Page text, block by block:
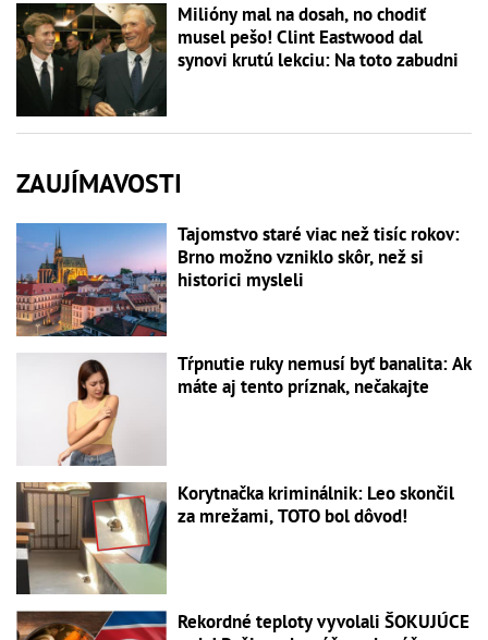
Milióny mal na dosah, no chodiť
musel pešo! Clint Eastwood dal
synovi krutú lekciu: Na toto zabudni
ZAUJÍMAVOSTI
Tajomstvo staré viac než tisíc rokov:
Brno možno vzniklo skôr, než si
historici mysleli
Tŕpnutie ruky nemusí byť banalita: Ak
máte aj tento príznak, nečakajte
Korytnačka kriminálnik: Leo skončil
za mrežami, TOTO bol dôvod!
Rekordné teploty vyvolali ŠOKUJÚCE